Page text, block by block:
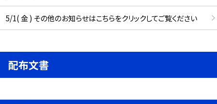
5/1( 金 ) その他のお知らせはこちらをクリックしてご覧ください
配布文書